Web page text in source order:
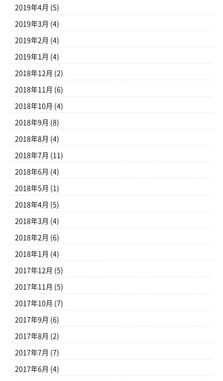
2019年4月 (5)
2019年3月 (4)
2019年2月 (4)
2019年1月 (4)
2018年12月 (2)
2018年11月 (6)
2018年10月 (4)
2018年9月 (8)
2018年8月 (4)
2018年7月 (11)
2018年6月 (4)
2018年5月 (1)
2018年4月 (5)
2018年3月 (4)
2018年2月 (6)
2018年1月 (4)
2017年12月 (5)
2017年11月 (5)
2017年10月 (7)
2017年9月 (6)
2017年8月 (2)
2017年7月 (7)
2017年6月 (4)